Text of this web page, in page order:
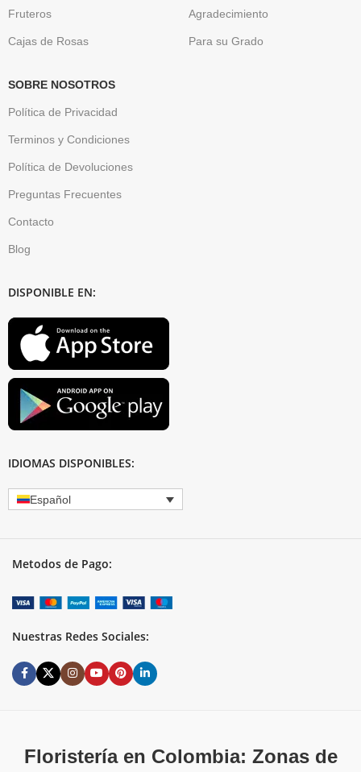
Fruteros
Cajas de Rosas
Agradecimiento
Para su Grado
SOBRE NOSOTROS
Política de Privacidad
Terminos y Condiciones
Política de Devoluciones
Preguntas Frecuentes
Contacto
Blog
DISPONIBLE EN:
IDIOMAS DISPONIBLES:
Español
Metodos de Pago:
Nuestras Redes Sociales:
Floristería en Colombia: Zonas de